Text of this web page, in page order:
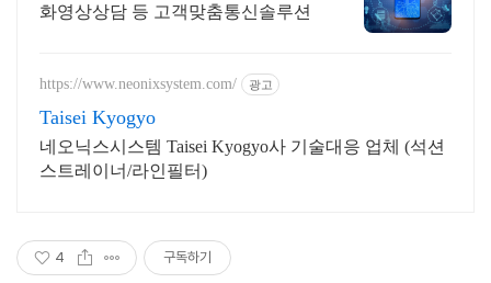
화영상상담 등 고객맞춤통신솔루션
https://www.neonixsystem.com/ 광고
Taisei Kyogyo
네오닉스시스템 Taisei Kyogyo사 기술대응 업체 (석션
스트레이너/라인필터)
4 구독하기